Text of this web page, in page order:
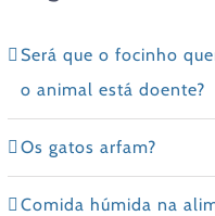
Será que o focinho
o animal está doente?
Os gatos arfam?
Comida húmida na